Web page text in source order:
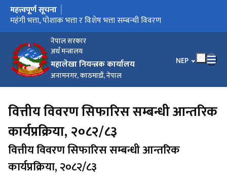
नेपाल सरकार
अर्थ मन्त्रालय
महालेखा नियन्त्रक कार्यालय
अनामनगर, काठमाडौं, नेपाल
भाषा चयन गर्नुहोस्
NEP
मुख्य नेभिगेसनमा जानुहोस्
महत्त्वपूर्ण सूचना
सुत्र प्रणाली सञ्चालन सम्बन्धी सूचना
तलब स्केल सम्बन्धी विवरण
महंगी भत्ता, पोशाक भत्ता र विशेष भत्ता सम्बन्धी विवरण
धरौटी तथा कार्य सञ्चालन कोष विविध खाताको रकम सदरस्याहा गर्ने
सम्बन्धी सूचना
e-Pension Verification User Manual
वित्तीय विवरण सिफारिस सम्बन्धी आन्तरिक
कार्यप्रक्रिया, २०८२/८३
वित्तीय विवरण सिफारिस सम्बन्धी आन्तरिक
कार्यप्रक्रिया, २०८२/८३